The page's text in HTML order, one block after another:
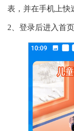
表，并在手机上快
2、登录后进入首